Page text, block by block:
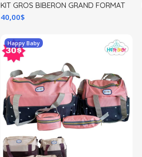
KIT GROS BIBERON GRAND FORMAT
40,00$
Happy Baby